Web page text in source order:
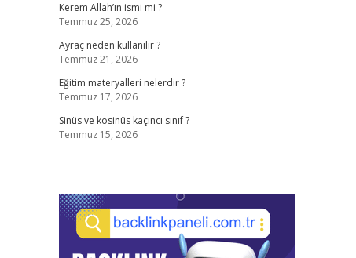
Kerem Allah’ın ismi mi ?
Temmuz 25, 2026
Ayraç neden kullanılır ?
Temmuz 21, 2026
Eğitim materyalleri nelerdir ?
Temmuz 17, 2026
Sinüs ve kosinüs kaçıncı sınıf ?
Temmuz 15, 2026